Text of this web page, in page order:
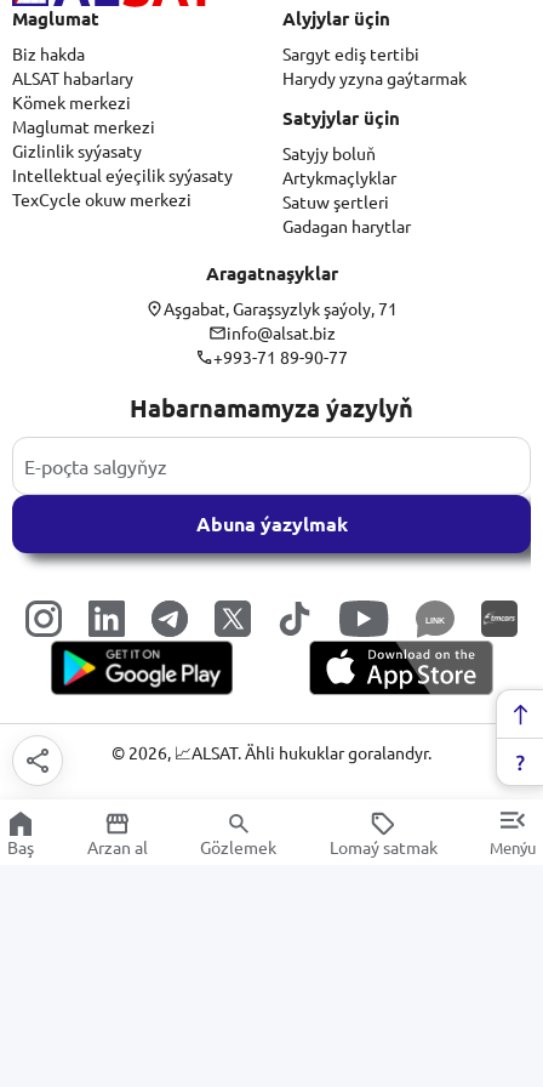
Maglumat
Biz hakda
ALSAT habarlary
Kömek merkezi
Maglumat merkezi
Gizlinlik syýasaty
Intellektual eýeçilik syýasaty
TexCycle okuw merkezi
Alyjylar üçin
Sargyt ediş tertibi
Harydy yzyna gaýtarmak
Satyjylar üçin
Satyjy boluň
Artykmaçlyklar
Satuw şertleri
Gadagan harytlar
Aragatnaşyklar
Aşgabat, Garaşsyzlyk şaýoly, 71
info@alsat.biz
+993-71 89-90-77
Habarnamamyza ýazylyň
Abuna ýazylmak
LINK
© 2026, 📈ALSAT. Ähli hukuklar goralandyr.
Baş Arzan al Gözlemek Lomaý satmak Menýu